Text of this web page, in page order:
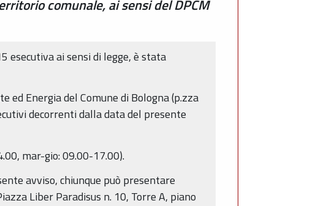
comunale, ai sensi del DPCM
esecutiva ai sensi di legge, è stata
ed Energia del Comune di Bologna (p.zza
decorrenti dalla data del presente
mar-gio: 09.00-17.00).
avviso, chiunque può presentare
Liber Paradisus n. 10, Torre A, piano